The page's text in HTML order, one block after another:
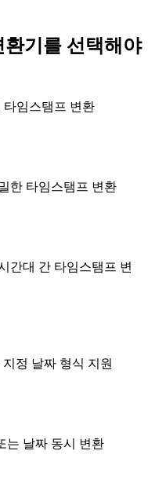
기를 선택해야
타임스탬프 변환
한 타임스탬프 변환
간대 간 타임스탬프 변
정 날짜 형식 지원
는 날짜 동시 변환